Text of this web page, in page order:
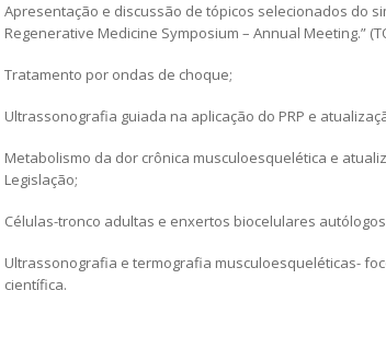
Apresentação e discussão de tópicos selecionados do
Regenerative Medicine Symposium – Annual Meeting.”
Tratamento por ondas de choque;
Ultrassonografia guiada na aplicação do PRP e
Metabolismo da dor crônica musculoesquelética e
Legislação;
Células-tronco adultas e enxertos biocelulares
Ultrassonografia e termografia musculoesqueléticas-
científica.